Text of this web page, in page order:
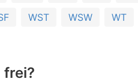
WST WSW WT
frei?